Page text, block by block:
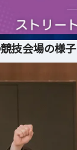
技会場の様子